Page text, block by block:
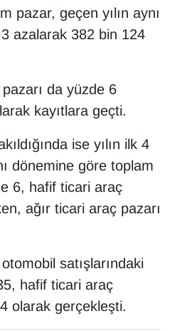
pazar, geçen yılın aynı
azalarak 382 bin 124
da yüzde 6
kayıtlara geçti.
ise yılın ilk 4
dönemine göre toplam
6, hafif ticari araç
ağır ticari araç pazarı
satışlarındaki
hafif ticari araç
olarak gerçekleşti.